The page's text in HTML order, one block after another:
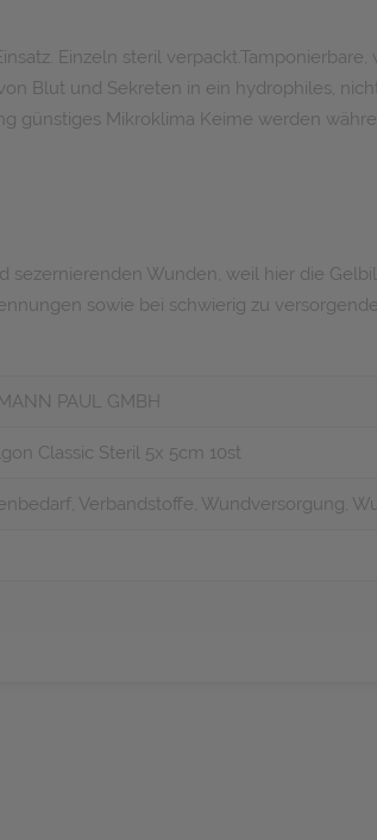
Einzeln steril
Blut und Sekreten in ein hydrophiles,
günstiges Mikroklima Keime werden
sezernierenden Wunden, weil hier die
sowie bei schwierig zu
PAUL GMBH
Classic Steril 5x 5cm 10st
Verbandstoffe, Wundversorgung,